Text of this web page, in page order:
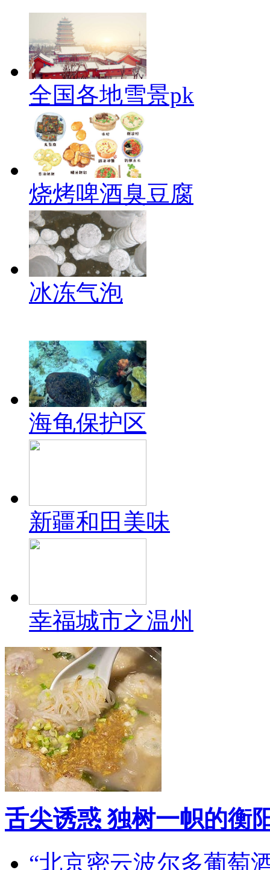
全国各地雪景pk
烧烤啤酒臭豆腐
冰冻气泡
海龟保护区
新疆和田美味
幸福城市之温州
舌尖诱惑 独树一帜的衡
“北京密云波尔多葡萄